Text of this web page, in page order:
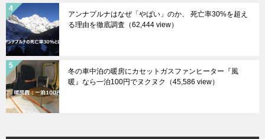
アンナプルナはなぜ「やばい」のか、 死亡率30%を超え
る理由を徹底調査 （62,444 view）
冬の車中泊の暖房にカセットガスファンヒーター『風
暖』なら一泊100円でヌクヌク
（45,586 view）